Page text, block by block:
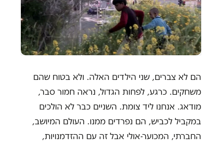
הם לא צברים, שני הילדים האלה. ולא בטוח שהם
משחקים. כרגע, לפחות הגדול, נראה חמור סבר,
מודאג. אנחנו ליד צומת. השניים כבר לא הולכים
במקביל לכביש, הם נפרדים ממנו. העולם המיושב,
החברתי, המכוער-אולי אבל זה עם ההזדמנויות,